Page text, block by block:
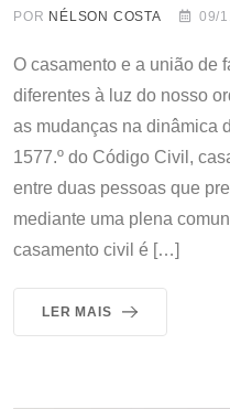
POR NÉLSON COSTA 09/
O casamento e a união de
diferentes à luz do nosso
as mudanças na dinâmica
1577.º do Código Civil,
entre duas pessoas que
mediante uma plena
casamento civil é […]
LER MAIS